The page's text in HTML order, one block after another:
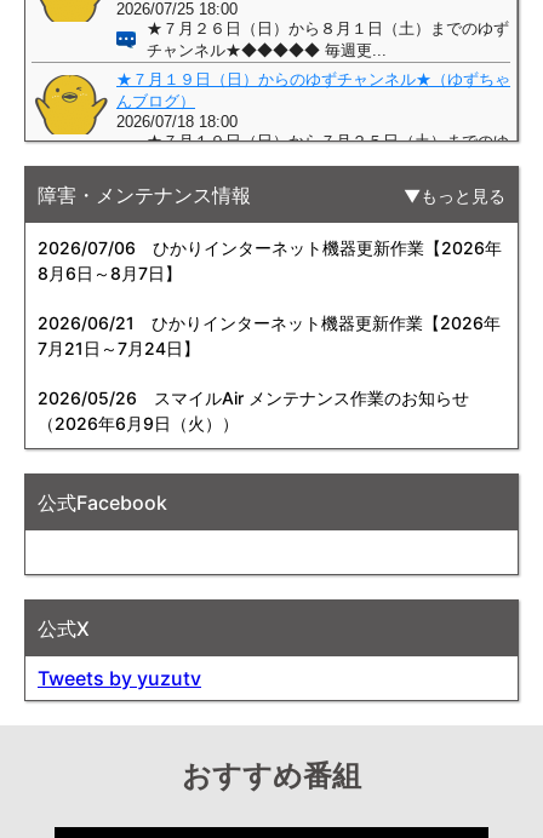
障害・メンテナンス情報 もっと見る
2026/07/06 ひかりインターネット機器更新作業【2026年
8月6日～8月7日】
2026/06/21
ひかりインターネット機器更新作業【2026年
7月21日～7月24日】
2026/05/26 スマイルAir メンテナンス作業のお知らせ
（2026年6月9日（火））
公式Facebook
公式X
Tweets by yuzutv
おすすめ番組